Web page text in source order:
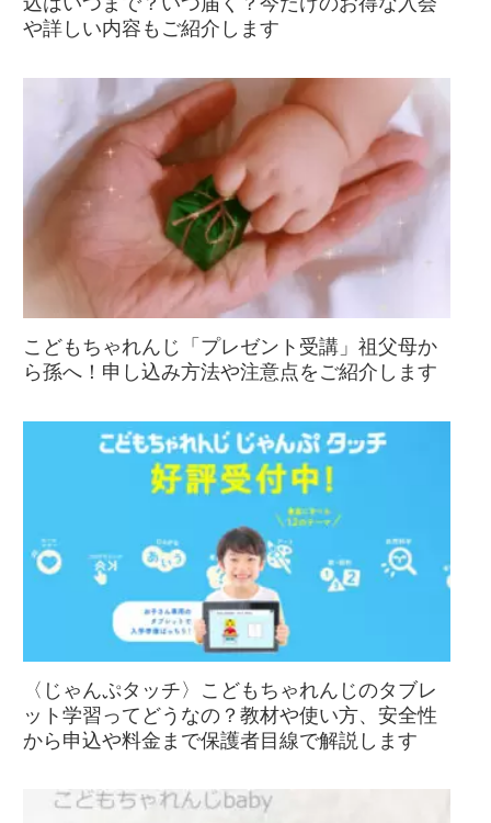
や詳しい内容もご紹介します
こどもちゃれんじ「プレゼント受講」祖父母か
ら孫へ！申し込み方法や注意点をご紹介します
〈じゃんぷタッチ〉こどもちゃれんじのタブレ
ット学習ってどうなの？教材や使い方、安全性
から申込や料金まで保護者目線で解説します